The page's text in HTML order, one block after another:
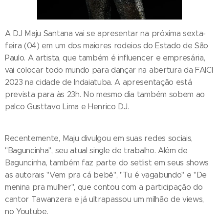
A DJ Maju Santana vai se apresentar na próxima sexta-
feira (04) em um dos maiores rodeios do Estado de São
Paulo. A artista, que também é influencer e empresária,
vai colocar todo mundo para dançar na abertura da FAICI
2023 na cidade de Indaiatuba. A apresentação está
prevista para às 23h. No mesmo dia também sobem ao
palco Gusttavo Lima e Henrico DJ.
Recentemente, Maju divulgou em suas redes sociais,
"Baguncinha", seu atual single de trabalho. Além de
Baguncinha, também faz parte do setlist em seus shows
as autorais "Vem pra cá bebê", "Tu é vagabundo" e "De
menina pra mulher", que contou com a participação do
cantor Tawanzera e já ultrapassou um milhão de views,
no Youtube.